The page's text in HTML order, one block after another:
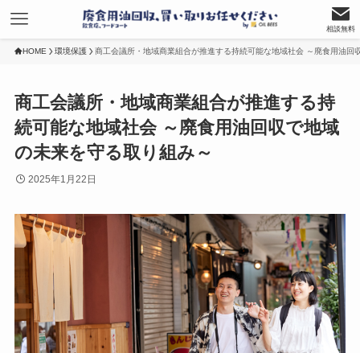
相談無料
HOME 環境保護 商工会議所・地域商業組合が推進する持続可能な地域社会 ～廃食用油回
商工会議所・地域商業組合が推進する持
続可能な地域社会 ～廃食用油回収で地域
の未来を守る取り組み～
2025年1月22日